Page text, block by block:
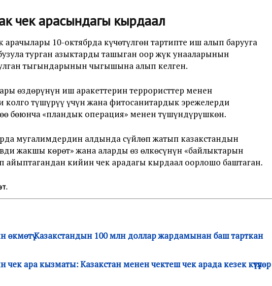
чек арасындагы кырдаал
арачылары 10-октябрда күчөтүлгөн тартипте иш алып барууга
турган азыктарды ташыган оор жүк унааларынын
тыгындарынын чыгышына алып келген.
өздөрүнүн иш аракеттерин террористтер менен
түшүрүү үчүн жана фитосанитардык эрежелерди
бөюнча «пландык операция» менен түшүндүрүшкөн.
мугалимдердин алдында сүйлөп жатып казакстандын
жакшы көрөт» жана аларды өз өлкөсүнүн «байлыктарын
айыптагандан кийин чек арадагы кырдаал оорлошо баштаган.
өкмөтү Казакстандын 100 млн доллар жардамынан баш тарткан
ара кызматы: Казакстан менен чектеш чек арада кезек күтүүлөр